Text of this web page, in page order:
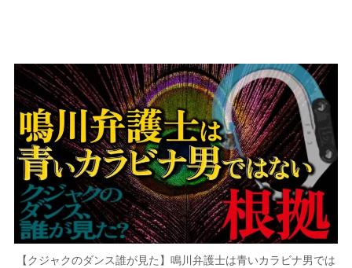
【クジャクのダンス誰が見た】鳴川弁護士は青いカラビナ男では